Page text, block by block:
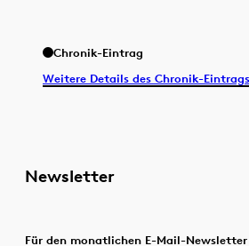
Chronik-Eintrag
Weitere Details des Chronik-
Newsletter
Für den monatlichen E-Mail-